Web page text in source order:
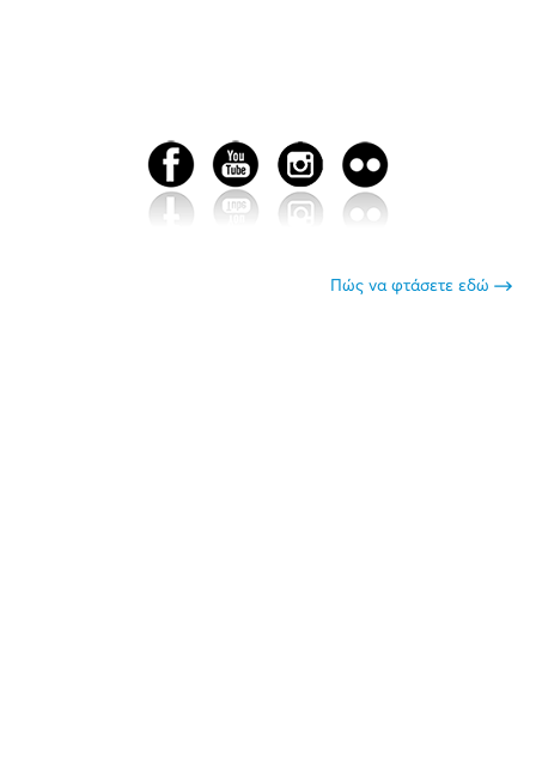
Πώς να φτάσετε εδώ